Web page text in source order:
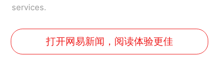
services.
打开网易新闻，阅读体验更佳